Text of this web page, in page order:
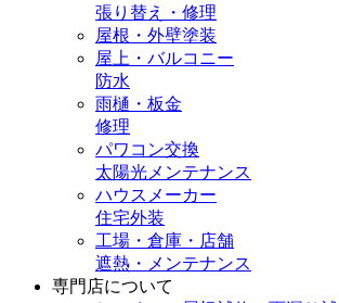
張り替え・修理
屋根・外壁塗装
屋上・バルコニー
防水
雨樋・板金
修理
パワコン交換
太陽光メンテナンス
ハウスメーカー
住宅外装
工場・倉庫・店舗
遮熱・メンテナンス
専門店について